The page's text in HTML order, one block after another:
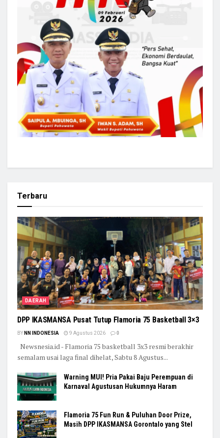
Terbaru
DAERAH
DPP IKASMANSA Pusat Tutup Flamoria 75 Basketball 3×3
BY NN INDONESIA 9 Agustus 2026 0
Newsnesia.id - Flamoria 75 basketball 3x3 resmi berakhir
semalam usai laga final dihelat, Sabtu 8 Agustus...
Warning MUI! Pria Pakai Baju Perempuan di
Karnaval Agustusan Hukumnya Haram
Flamoria 75 Fun Run & Puluhan Door Prize,
Masih DPP IKASMANSA Gorontalo yang Stel